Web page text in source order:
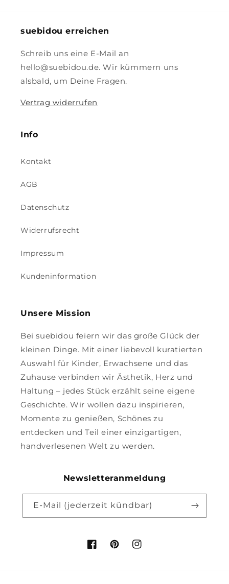
suebidou erreichen
Schreib uns eine E-Mail an
hello@suebidou.de. Wir kümmern uns
alsbald, um Deine Fragen.
Vertrag widerrufen
Info
Kontakt
AGB
Datenschutz
Widerrufsrecht
Impressum
Kundeninformation
Unsere Mission
Bei suebidou feiern wir das große Glück der
kleinen Dinge. Mit einer liebevoll kuratierten
Auswahl für Kinder, Erwachsene und das
Zuhause verbinden wir Ästhetik, Herz und
Haltung – jedes Stück erzählt seine eigene
Geschichte. Wir wollen dazu inspirieren,
Momente zu genießen, Schönes zu
entdecken und Teil einer einzigartigen,
handverlesenen Welt zu werden.
Newsletteranmeldung
E-Mail (jederzeit kündbar)
FacebookPinterestInstagram